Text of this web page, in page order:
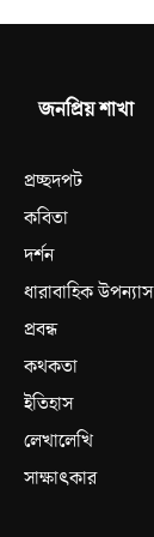
জনপ্রিয় শাখা
প্রচ্ছদপট
কবিতা
দর্শন
ধারাবাহিক উপন্যাস
প্রবন্ধ
কথকতা
ইতিহাস
লেখালেখি
সাক্ষাৎকার